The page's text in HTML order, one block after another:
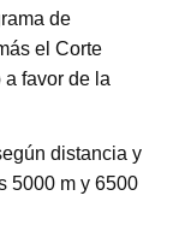
de
el Corte
a favor de la
distancia y
5000 m y 6500